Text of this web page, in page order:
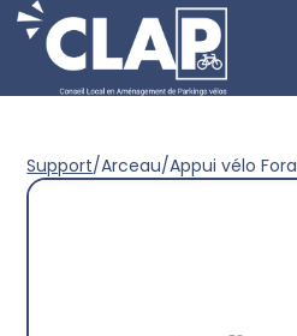
Support/Arceau/Appui vélo Fora